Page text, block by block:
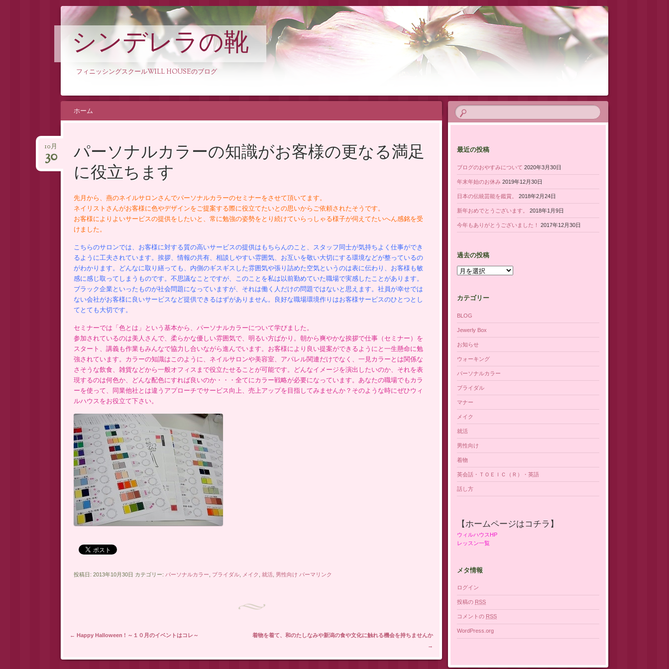
シンデレラの靴
フィニッシングスクールWILL HOUSEのブログ
コンテンツへスキップ
ホーム
パーソナルカラーの知識がお客様の更なる満足
に役立ちます
10月
30
先月から、燕のネイルサロンさんでパーソナルカラーのセミナーをさせて頂いてます。
ネイリストさんがお客様に色やデザインをご提案する際に役立てたいとの思いからご依頼されたそうです。
お客様によりよいサービスの提供をしたいと、常に勉強の姿勢をとり続けていらっしゃる様子が伺えてたいへん感銘を受
けました。
こちらのサロンでは、お客様に対する質の高いサービスの提供はもちらんのこと、スタッフ同士が気持ちよく仕事ができ
るように工夫されています。挨拶、情報の共有、相談しやすい雰囲気、お互いを敬い大切にする環境などが整っているの
がわかります。どんなに取り繕っても、内側のギスギスした雰囲気や張り詰めた空気というのは表に伝わり、お客様も敏
感に感じ取ってしまうものです。不思議なことですが、このことを私は以前勤めていた職場で実感したことがあります。
ブラック企業といったものが社会問題になっていますが、それは働く人だけの問題ではないと思えます。社員が幸せでは
ない会社がお客様に良いサービスなど提供できるはずがありません。良好な職場環境作りはお客様サービスのひとつとし
てとても大切です。
セミナーでは「色とは」という基本から、パーソナルカラーについて学びました。
参加されているのは美人さんで、柔らかな優しい雰囲気で、明るい方ばかり。朝から爽やかな挨拶で仕事（セミナー）を
スタート、講義も作業もみんなで協力し合いながら進んでいます。お客様により良い提案ができるようにと一生懸命に勉
強されています。カラーの知識はこのように、ネイルサロンや美容室、アパレル関連だけでなく、一見カラーとは関係な
さそうな飲食、雑貨などから一般オフィスまで役立たせることが可能です。どんなイメージを演出したいのか、それを表
現するのは何色か、どんな配色にすれば良いのか・・・全てにカラー戦略が必要になっています。あなたの職場でもカラ
ーを使って、同業他社とは違うアプローチでサービス向上、売上アップを目指してみませんか？そのような時にぜひウィ
ルハウスをお役立て下さい。
投稿日: 2013年10月30日 カテゴリー: パーソナルカラー ブライダル, メイク 就活, 男性向け パーマリンク
投稿ナビゲーション
← Happy Halloween ! ～１０月のイベントはコレ～
着物を着て、和のたしなみや新潟の食や文化に触れる機会を持ちませんか
→
最近の投稿
ブログのおやすみについて 2020年3月30日
年末年始のお休み 2019年12月30日
日本の伝統芸能を鑑賞。 2018年2月24日
新年おめでとうございます。 2018年1月9日
今年もありがとうございました！ 2017年12月30日
過去の投稿
過去の投稿
カテゴリー
BLOG
Jewerly Box
お知らせ
ウォーキング
パーソナルカラー
ブライダル
マナー
メイク
就活
男性向け
着物
英会話・ＴＯＥＩＣ（Ｒ）・英語
話し方
【ホームページはコチラ】
ウィルハウスHP
レッスン一覧
メタ情報
ログイン
投稿の RSS
コメントの RSS
WordPress.org